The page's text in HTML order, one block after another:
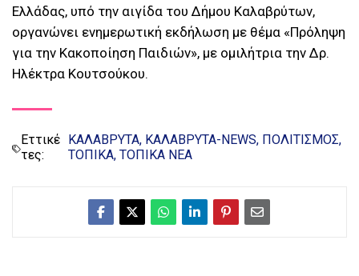
Ελλάδας, υπό την αιγίδα του Δήμου Καλαβρύτων,
οργανώνει ενημερωτική εκδήλωση με θέμα «Πρόληψη
για την Κακοποίηση Παιδιών», με ομιλήτρια την Δρ.
Ηλέκτρα Κουτσούκου.
Εττικέ
τες:
ΚΑΛΑΒΡΥΤΑ ΚΑΛΑΒΡΥΤΑ-NEWS ΠΟΛΙΤΙΣΜΟΣ
ΤΟΠΙΚΑ ΤΟΠΙΚΑ ΝΕΑ